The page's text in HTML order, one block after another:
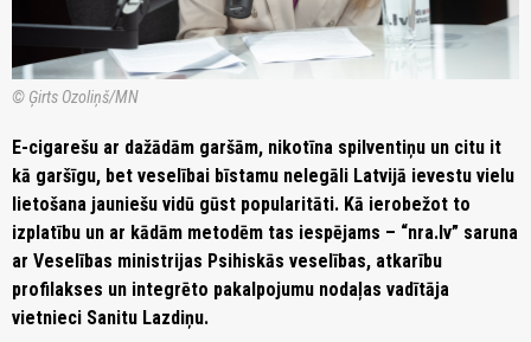
© Ģirts Ozoliņš/MN
E-cigarešu ar dažādām garšām, nikotīna spilventiņu un citu it
kā garšīgu, bet veselībai bīstamu nelegāli Latvijā ievestu vielu
lietošana jauniešu vidū gūst popularitāti. Kā ierobežot to
izplatību un ar kādām metodēm tas iespējams – “nra.lv” saruna
ar Veselības ministrijas Psihiskās veselības, atkarību
profilakses un integrēto pakalpojumu nodaļas vadītāja
vietnieci Sanitu Lazdiņu.